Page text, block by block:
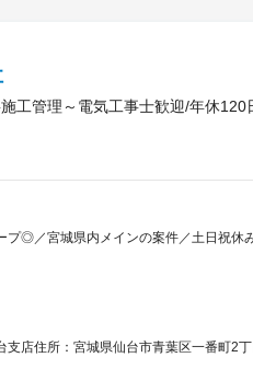
施工管理～電気工事士歓迎/年休
◎／宮城県内メインの案件／土日祝休
支店住所：宮城県仙台市青葉区一番町2